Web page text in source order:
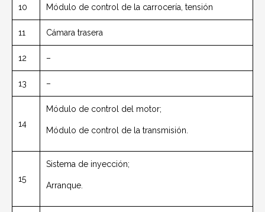
10 Módulo de control de la carrocería, tensión
11 Cámara trasera
12 –
13 –
14
Módulo de control del motor;
Módulo de control de la transmisión.
15
Sistema de inyección;
Arranque.